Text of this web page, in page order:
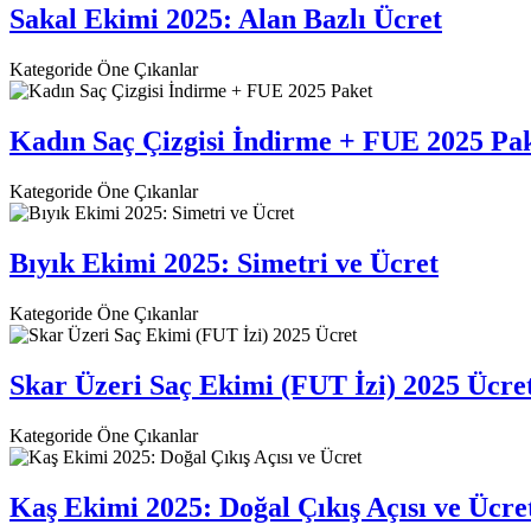
Sakal Ekimi 2025: Alan Bazlı Ücret
Kategoride Öne Çıkanlar
Kadın Saç Çizgisi İndirme + FUE 2025
Kategoride Öne Çıkanlar
Bıyık Ekimi 2025: Simetri ve Ücret
Kategoride Öne Çıkanlar
Skar Üzeri Saç Ekimi (FUT İzi) 2025
Kategoride Öne Çıkanlar
Kaş Ekimi 2025: Doğal Çıkış Açısı ve